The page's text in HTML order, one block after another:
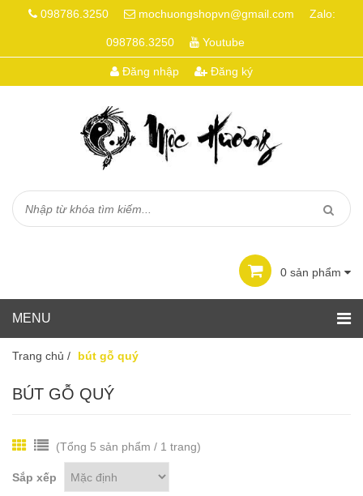
098786.3250 mochuongshopvn@gmail.com Zalo:
098786.3250 Youtube
Đăng nhập Đăng ký
0 sản phẩm
Trang chủ / bút gỗ quý
BÚT GỖ QUÝ
(Tổng 5 sản phẩm / 1 trang)
Sắp xếp